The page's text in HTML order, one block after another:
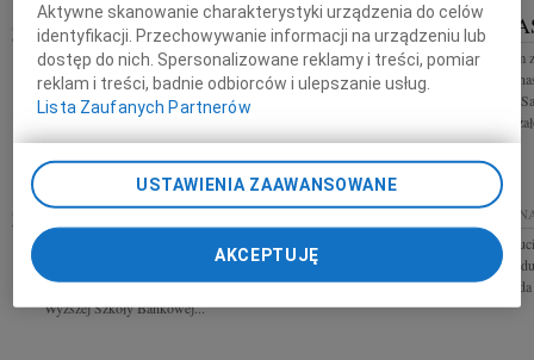
MACIEJ ZAWIEI 11.08.2009POZNAŃ
Z głębokim żalem przyjęliśmy wiadomość o śmierci
Macieja Zawiei Radnego Miasta Poznania Szczere
wyrazy współczucia Rodzinie i Bliskim przekazują
Jan Grabkowski Starosta...
ADELA
Z głębokim żalem
zasnęła w Bogu
Prababcia Adela
95 Msza święta
10.08.2009POZNAŃ
najbliższym wyrazy głębokiego współczucia z
powodu śmierci Ojca składają Władze i pracownicy
Wyższej Szkoły Bankowej...
08.08.2009
Wyrazy
Rodzinie z
Synka Jasia
Aktywne skanowanie charakterystyki urządzenia do celów
identyfikacji. Przechowywanie informacji na urządzeniu lub
dostęp do nich. Spersonalizowane reklamy i treści, pomiar
reklam i treści, badnie odbiorców i ulepszanie usług.
Lista Zaufanych Partnerów
USTAWIENIA ZAAWANSOWANE
AKCEPTUJĘ